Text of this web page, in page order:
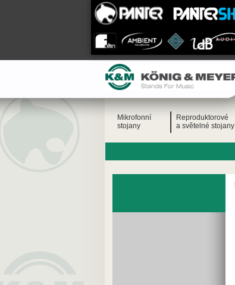
Mikrofonní
stojany
Reproduktorové
a světelné stojany